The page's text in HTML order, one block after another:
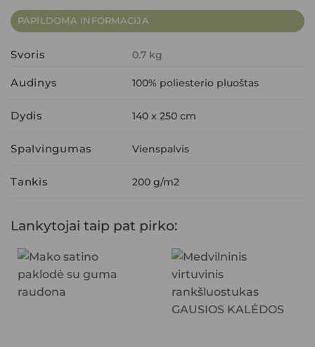
PAPILDOMA INFORMACIJA
Svoris 0.7 kg
Audinys 100% poliesterio pluoštas
Dydis 140 x 250 cm
Spalvingumas Vienspalvis
Tankis 200 g/m2
Lankytojai taip pat pirko: